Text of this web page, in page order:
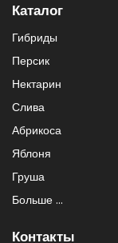
Каталог
Гибриды
Персик
Нектарин
Слива
Абрикоса
Яблоня
Груша
Больше ...
Контакты